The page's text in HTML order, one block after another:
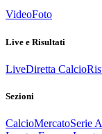
VideoFoto
Live e Risultati
LiveDiretta Calcio
Sezioni
CalcioMercatoSerie A